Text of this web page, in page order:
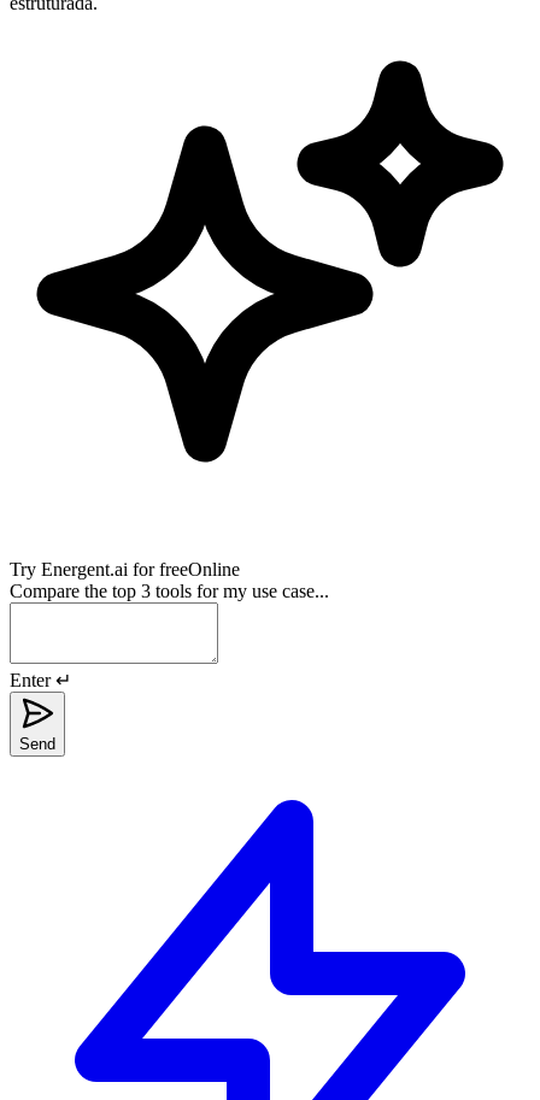
Try Energent.ai for freeOnline
Compare the top 3 tools for my use case...
Enter ↵
Send